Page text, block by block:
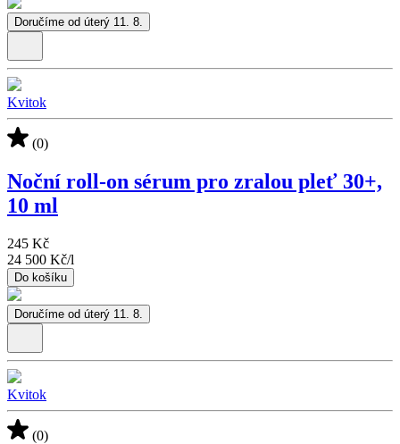
Doručíme od úterý 11. 8.
Kvitok
(0)
Noční roll-on sérum pro zralou pleť 30+,
10 ml
245 Kč
24 500 Kč/l
Do košíku
Doručíme od úterý 11. 8.
Kvitok
(0)